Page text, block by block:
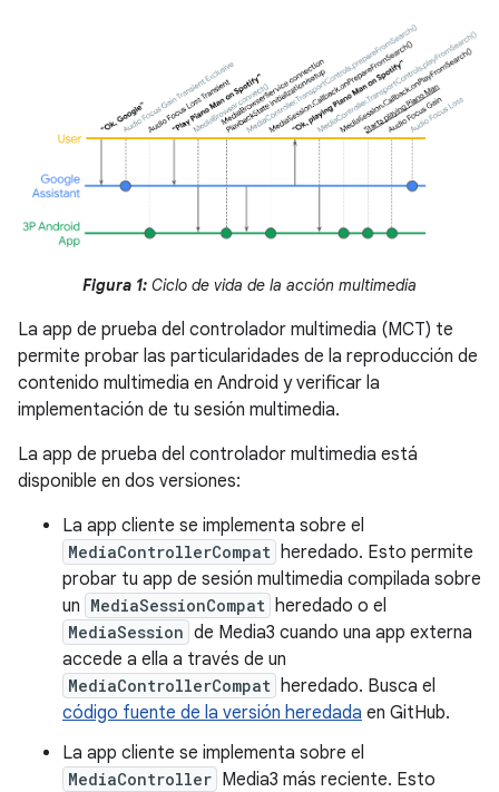
Figura 1: Ciclo de vida de la acción multimedia
La app de prueba del controlador multimedia (MCT) te
permite probar las particularidades de la reproducción de
contenido multimedia en Android y verificar la
implementación de tu sesión multimedia.
La app de prueba del controlador multimedia está
disponible en dos versiones:
La app cliente se implementa sobre el
MediaControllerCompat
heredado. Esto permite
probar tu app de sesión multimedia compilada sobre
un MediaSessionCompat heredado o el
MediaSession de Media3 cuando una app externa
accede a ella a través de un
MediaControllerCompat
heredado. Busca el
código fuente de la versión heredada en GitHub.
La app cliente se implementa sobre el
MediaController Media3 más reciente. Esto